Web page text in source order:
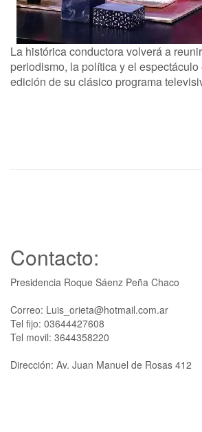
La histórica conductora volverá a
periodismo, la política y el
edición de su clásico programa
Contacto:
Presidencia Roque Sáenz Peña Chaco
Correo: Luis_orieta@hotmail.com.ar
Tel fijo: 03644427608
Tel movil: 3644358220
Dirección: Av. Juan Manuel de Rosas 412